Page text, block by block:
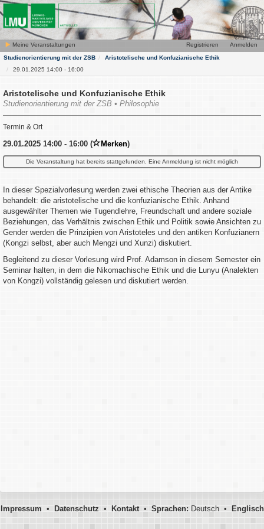
Meine Veranstaltungen Anmelden
Registrieren
Studienorientierung mit der ZSB
Aristotelische und Konfuzianische Ethik
29.01.2025 14:00 - 16:00
Aristotelische und Konfuzianische Ethik
Studienorientierung mit der ZSB • Philosophie
Termin & Ort
29.01.2025 14:00 - 16:00 ( Merken)
Die Veranstaltung hat bereits stattgefunden. Eine Anmeldung ist nicht möglich
In dieser Spezialvorlesung werden zwei ethische Theorien aus der Antike
behandelt: die aristotelische und die konfuzianische Ethik. Anhand
ausgewählter Themen wie Tugendlehre, Freundschaft und andere soziale
Beziehungen, das Verhältnis zwischen Ethik und Politik sowie Ansichten zu
Gender werden die Prinzipien von Aristoteles und den antiken Konfuzianern
(Kongzi selbst, aber auch Mengzi und Xunzi) diskutiert.
Begleitend zu dieser Vorlesung wird Prof. Adamson in diesem Semester ein
Seminar halten, in dem die Nikomachische Ethik und die Lunyu (Analekten
von Kongzi) vollständig gelesen und diskutiert werden.
Impressum • Datenschutz • Kontakt• Sprachen:Deutsch • Englisch